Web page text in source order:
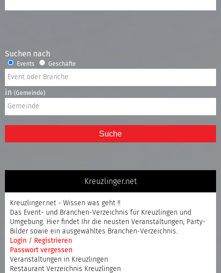
Suchen nach
Events Geschäfte
in (Gemeinde)
Suche
Kreuzlinger.net
Kreuzlinger.net - Wissen was geht !!
Das Event- und Branchen-Verzeichnis für Kreuzlingen und
Umgebung. Hier findet Ihr die neusten Veranstaltungen, Party-
Bilder sowie ein ausgewähltes Branchen-Verzeichnis.
Login / Registrieren
Passwort vergessen
Veranstaltungen in Kreuzlingen
Restaurant Verzeichnis Kreuzlingen